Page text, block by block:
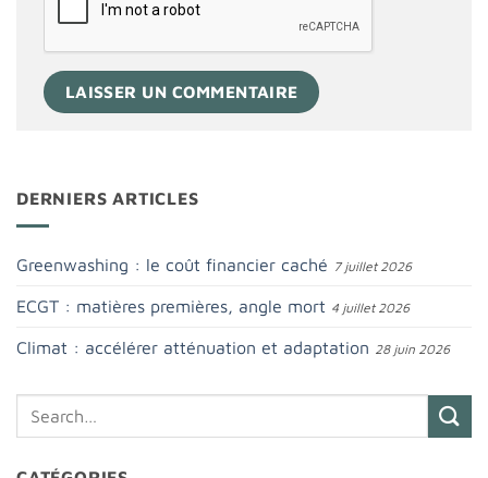
DERNIERS ARTICLES
Greenwashing : le coût financier caché 7 juillet 2026
ECGT : matières premières, angle mort 4 juillet 2026
Climat : accélérer atténuation et adaptation 28 juin 2026